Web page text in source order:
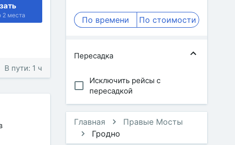
2 места
В пути: 1 ч
По времени По стоимости
Пересадка
Исключить рейсы с
пересадкой
Главная
Правые Мосты
Гродно